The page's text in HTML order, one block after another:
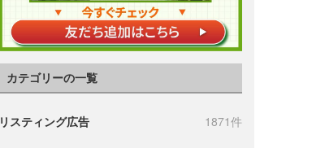
カテゴリーの一覧
リスティング広告 1871件